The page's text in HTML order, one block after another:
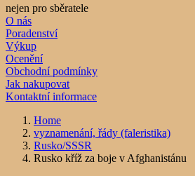
nejen pro sběratele
O nás
Poradenství
Výkup
Ocenění
Obchodní podmínky
Jak nakupovat
Kontaktní informace
Home
vyznamenání, řády (faleristika)
Rusko/SSSR
Rusko kříž za boje v Afghanistánu